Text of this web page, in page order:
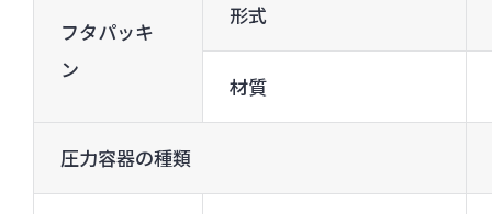
フタパッキ
ン
形式
材質
圧力容器の種類